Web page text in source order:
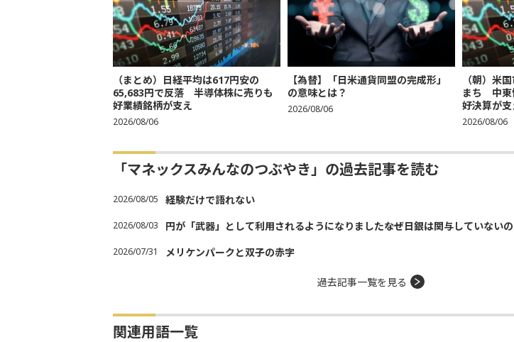
（まとめ）日経平均は617円安の
65,683円で反落 半導体株に売りも
好業績銘柄が支え
2026/08/06
【為替】「日米通貨同盟の完成形」
の意味とは？
2026/08/06
（朝）米
まち 中東
好決算が支
2026/08/06
「マネックスみんなのつぶやき」の過去記事を読む
2026/08/05 経験だけで語れない
2026/08/03 円が「武器」として利用されるようになりました――なぜ日銀は関与していない
2026/07/31 メリケンパークと双子の赤字
過去記事一覧を見る
関連用語一覧